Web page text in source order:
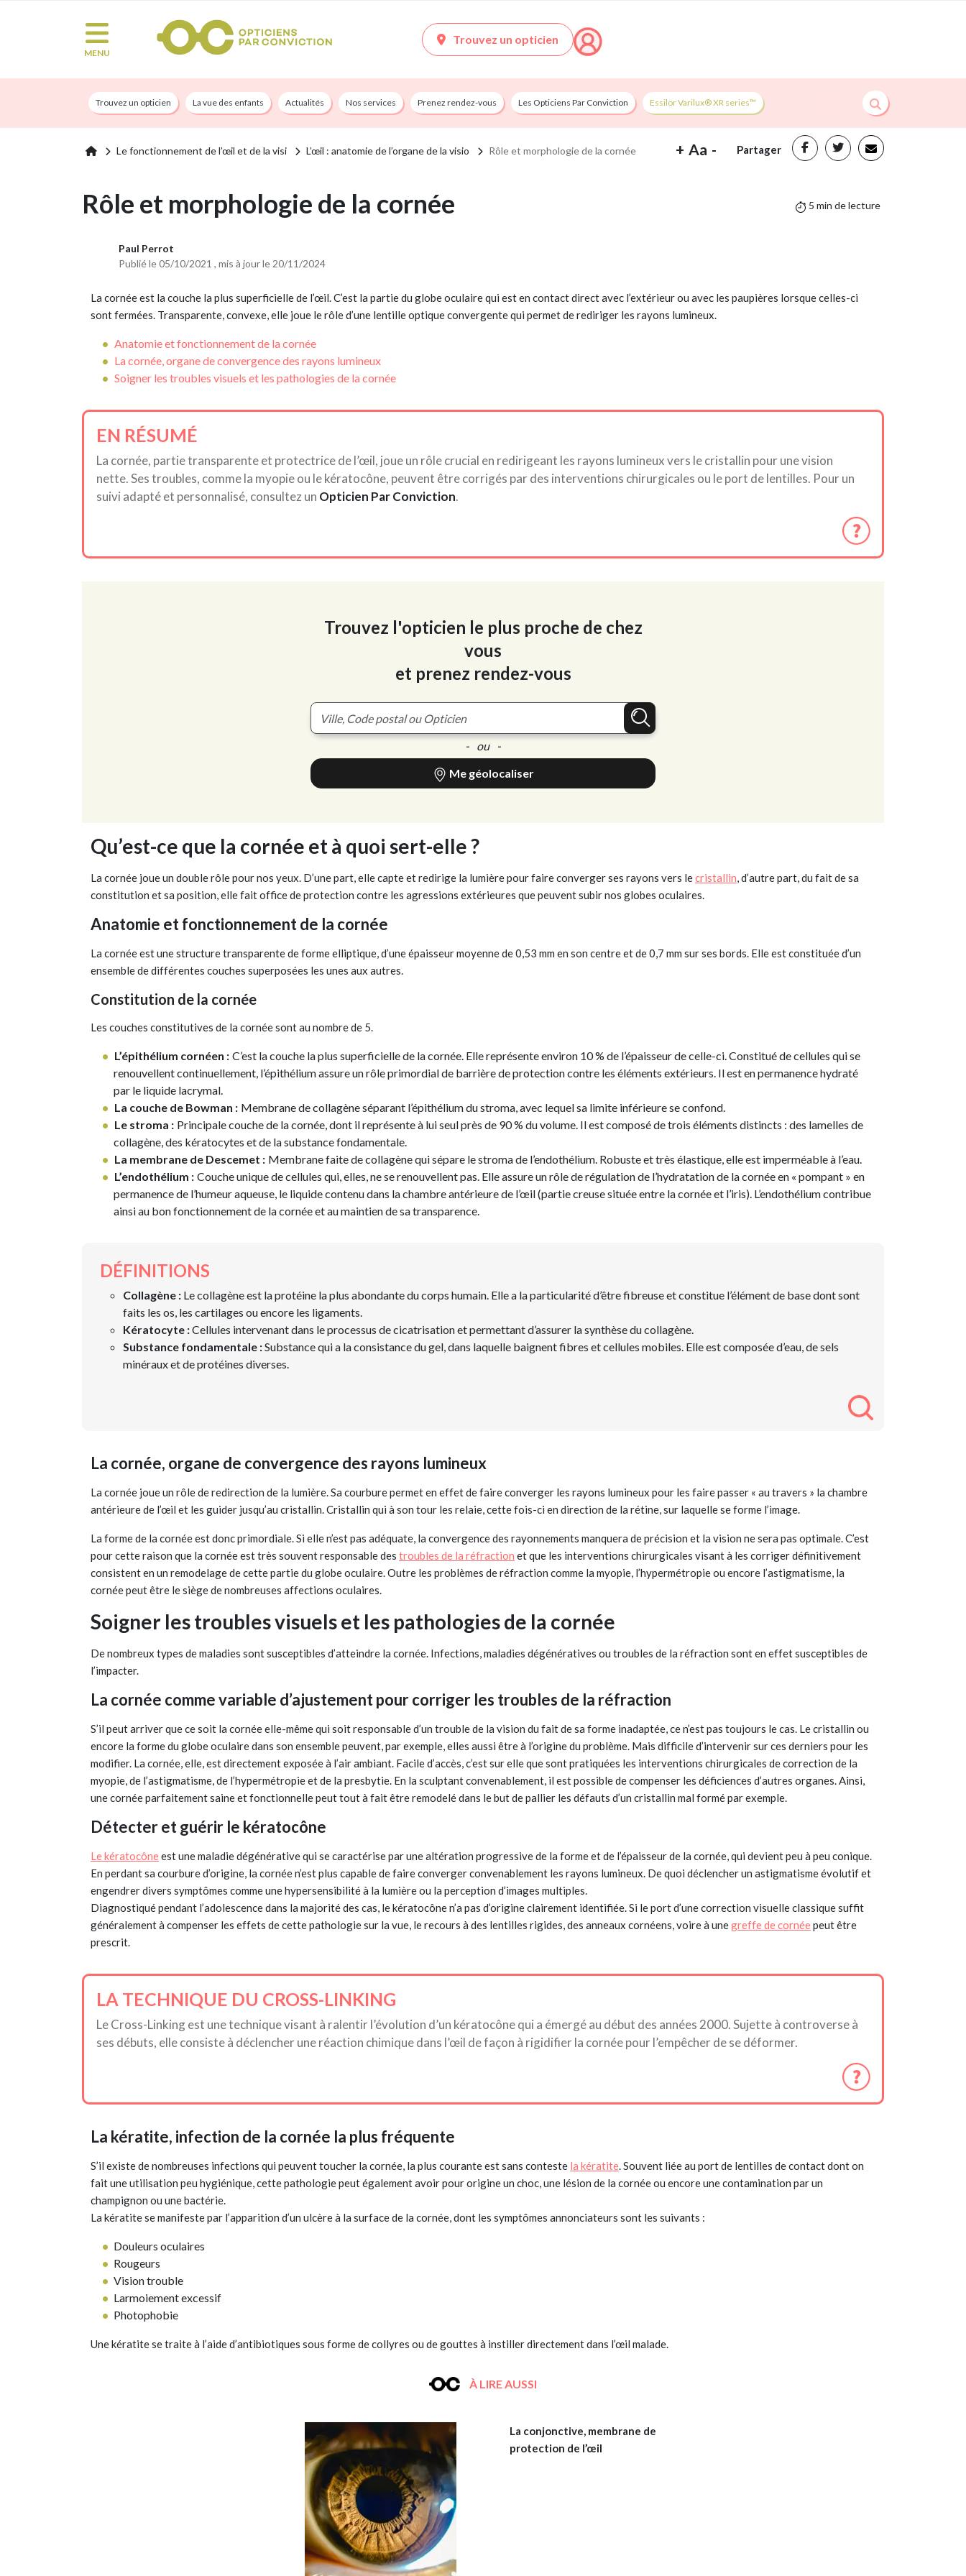
MENU
Trouvez un opticien
Trouvez un opticien La vue des enfants Actualités Nos services Prenez rendez-vous Les Opticiens Par Conviction Essilor Varilux® XR series™
Le fonctionnement de l’œil et de la visi L’œil : anatomie de l’organe de la visio Rôle et morphologie de la cornée + Aa - Partager
Rôle et morphologie de la cornée 5 min de lecture
Paul Perrot
Publié le 05/10/2021 , mis à jour le 20/11/2024
La cornée est la couche la plus superficielle de l’œil. C’est la partie du globe oculaire qui est en contact direct avec l’extérieur ou avec les paupières lorsque celles-ci
sont fermées. Transparente, convexe, elle joue le rôle d’une lentille optique convergente qui permet de rediriger les rayons lumineux.
Anatomie et fonctionnement de la cornée
La cornée, organe de convergence des rayons lumineux
Soigner les troubles visuels et les pathologies de la cornée
EN RÉSUMÉ
La cornée, partie transparente et protectrice de l’œil, joue un rôle crucial en redirigeant les rayons lumineux vers le cristallin pour une vision
nette. Ses troubles, comme la myopie ou le kératocône, peuvent être corrigés par des interventions chirurgicales ou le port de lentilles. Pour un
suivi adapté et personnalisé, consultez un Opticien Par Conviction.
Trouvez l'opticien le plus proche de chez
vous
et prenez rendez-vous
- ou -
Me géolocaliser
Qu’est-ce que la cornée et à quoi sert-elle ?
La cornée joue un double rôle pour nos yeux. D’une part, elle capte et redirige la lumière pour faire converger ses rayons vers lecristallin, d’autre part, du fait de sa
constitution et sa position, elle fait office de protection contre les agressions extérieures que peuvent subir nos globes oculaires.
Anatomie et fonctionnement de la cornée
La cornée est une structure transparente de forme elliptique, d’une épaisseur moyenne de 0,53 mm en son centre et de 0,7 mm sur ses bords. Elle est constituée d’un
ensemble de différentes couches superposées les unes aux autres.
Constitution de la cornée
Les couches constitutives de la cornée sont au nombre de 5.
L’épithélium cornéen : C’est la couche la plus superficielle de la cornée. Elle représente environ 10 % de l’épaisseur de celle-ci. Constitué de cellules qui se
renouvellent continuellement, l’épithélium assure un rôle primordial de barrière de protection contre les éléments extérieurs. Il est en permanence hydraté
par le liquide lacrymal.
La couche de Bowman : Membrane de collagène séparant l’épithélium du stroma, avec lequel sa limite inférieure se confond.
Le stroma : Principale couche de la cornée, dont il représente à lui seul près de 90 % du volume. Il est composé de trois éléments distincts : des lamelles de
collagène, des kératocytes et de la substance fondamentale.
La membrane de Descemet : Membrane faite de collagène qui sépare le stroma de l’endothélium. Robuste et très élastique, elle est imperméable à l’eau.
L’endothélium : Couche unique de cellules qui, elles, ne se renouvellent pas. Elle assure un rôle de régulation de l’hydratation de la cornée en « pompant » en
permanence de l’humeur aqueuse, le liquide contenu dans la chambre antérieure de l’œil (partie creuse située entre la cornée et l’iris). L’endothélium contribue
ainsi au bon fonctionnement de la cornée et au maintien de sa transparence.
DÉFINITIONS
Collagène : Le collagène est la protéine la plus abondante du corps humain. Elle a la particularité d’être fibreuse et constitue l’élément de base dont sont
faits les os, les cartilages ou encore les ligaments.
Kératocyte :Cellules intervenant dans le processus de cicatrisation et permettant d’assurer la synthèse du collagène.
Substance fondamentale :Substance qui a la consistance du gel, dans laquelle baignent fibres et cellules mobiles. Elle est composée d’eau, de sels
minéraux et de protéines diverses.
La cornée, organe de convergence des rayons lumineux
La cornée joue un rôle de redirection de la lumière. Sa courbure permet en effet de faire converger les rayons lumineux pour les faire passer « au travers » la chambre
antérieure de l’œil et les guider jusqu’au cristallin. Cristallin qui à son tour les relaie, cette fois-ci en direction de la rétine, sur laquelle se forme l’image.
La forme de la cornée est donc primordiale. Si elle n’est pas adéquate, la convergence des rayonnements manquera de précision et la vision ne sera pas optimale. C’est
pour cette raison que la cornée est très souvent responsable des troubles de la réfraction et que les interventions chirurgicales visant à les corriger définitivement
consistent en un remodelage de cette partie du globe oculaire. Outre les problèmes de réfraction comme la myopie, l’hypermétropie ou encore l’astigmatisme, la
cornée peut être le siège de nombreuses affections oculaires.
Soigner les troubles visuels et les pathologies de la cornée
De nombreux types de maladies sont susceptibles d’atteindre la cornée. Infections, maladies dégénératives ou troubles de la réfraction sont en effet susceptibles de
l’impacter.
La cornée comme variable d’ajustement pour corriger les troubles de la réfraction
S’il peut arriver que ce soit la cornée elle-même qui soit responsable d’un trouble de la vision du fait de sa forme inadaptée, ce n’est pas toujours le cas. Le cristallin ou
encore la forme du globe oculaire dans son ensemble peuvent, par exemple, elles aussi être à l’origine du problème. Mais difficile d’intervenir sur ces derniers pour les
modifier. La cornée, elle, est directement exposée à l’air ambiant. Facile d’accès, c’est sur elle que sont pratiquées les interventions chirurgicales de correction de la
myopie, de l’astigmatisme, de l’hypermétropie et de la presbytie. En la sculptant convenablement, il est possible de compenser les déficiences d’autres organes. Ainsi,
une cornée parfaitement saine et fonctionnelle peut tout à fait être remodelé dans le but de pallier les défauts d’un cristallin mal formé par exemple.
Détecter et guérir le kératocône
Le kératocôneest une maladie dégénérative qui se caractérise par une altération progressive de la forme et de l’épaisseur de la cornée, qui devient peu à peu conique.
En perdant sa courbure d’origine, la cornée n’est plus capable de faire converger convenablement les rayons lumineux. De quoi déclencher un astigmatisme évolutif et
engendrer divers symptômes comme une hypersensibilité à la lumière ou la perception d’images multiples.
Diagnostiqué pendant l’adolescence dans la majorité des cas, le kératocône n’a pas d’origine clairement identifiée. Si le port d’une correction visuelle classique suffit
généralement à compenser les effets de cette pathologie sur la vue, le recours à des lentilles rigides, des anneaux cornéens, voire à unegreffe de cornéepeut être
prescrit.
LA TECHNIQUE DU CROSS-LINKING
Le Cross-Linking est une technique visant à ralentir l’évolution d’un kératocône qui a émergé au début des années 2000. Sujette à controverse à
ses débuts, elle consiste à déclencher une réaction chimique dans l’œil de façon à rigidifier la cornée pour l’empêcher de se déformer.
La kératite, infection de la cornée la plus fréquente
S’il existe de nombreuses infections qui peuvent toucher la cornée, la plus courante est sans conteste la kératite. Souvent liée au port de lentilles de contact dont on
fait une utilisation peu hygiénique, cette pathologie peut également avoir pour origine un choc, une lésion de la cornée ou encore une contamination par un
champignon ou une bactérie.
La kératite se manifeste par l’apparition d’un ulcère à la surface de la cornée, dont les symptômes annonciateurs sont les suivants :
Douleurs oculaires
Rougeurs
Vision trouble
Larmoiement excessif
Photophobie
Une kératite se traite à l’aide d’antibiotiques sous forme de collyres ou de gouttes à instiller directement dans l’œil malade.
À LIRE AUSSI
La conjonctive, membrane de
protection de l’œil